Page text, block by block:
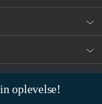
oplevelse!